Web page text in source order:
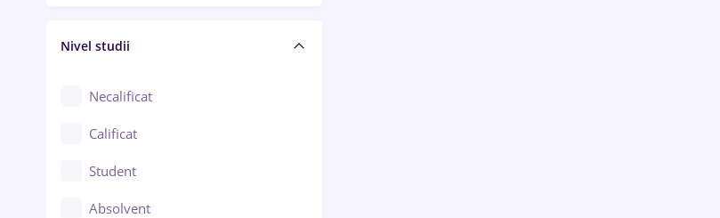
Cercetare - dezvoltare
Chimie / Biochimie
Confecții / Design vestimentar
Construcții / Instalații
Controlul calității
Nivel studii
Necalificat
Calificat
Student
Absolvent